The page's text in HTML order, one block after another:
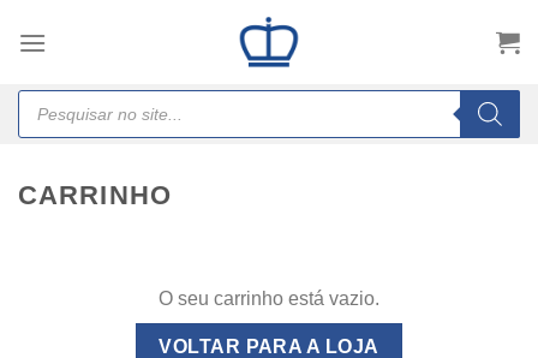
Products
search
CARRINHO
O seu carrinho está vazio.
VOLTAR PARA A LOJA